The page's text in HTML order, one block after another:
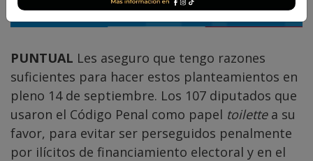
PUNTUAL Les aseguro que tengo razones
suficientes para hacer estos planteamientos en
pleno 14 de septiembre. Los 107 diputados que
usaron el Código Penal como papel toilettea su
favor, para evitar ser perseguidos penalmente
por ilícitos de financiamiento electoral y en el